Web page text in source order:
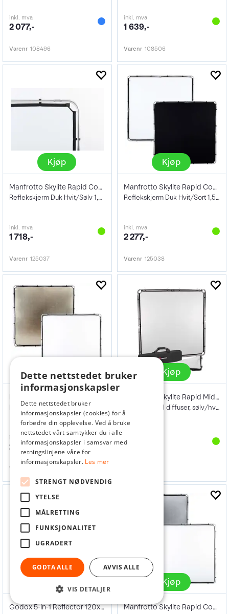
inkl. mva
2 077,-
Varenr 108496
inkl. mva
1 639,-
Varenr 108506
Kjøp
Manfrotto Skylite Rapid Cover Midi Hv/S
Reflekskjerm Duk Hvit/Sølv 1,5x1,5
inkl. mva
1 718,-
Varenr 125037
Kjøp
Manfrotto Skylite Rapid Cover Midi Hv/Bl
Reflekskjerm Duk Hvit/Sort 1,5x1,5
inkl. mva
2 277,-
Varenr 125038
Kjøp
Hvit/Sunfire duk 2x2m
inkl. mva
2 914,-
Varenr
Kjøp
Manfrotto Skylite Rapid Midi Kit 1,5x1,5
1,5x1,5m med diffuser, sølv/hvit duk bag
4 949,-
Godox 5-in-1 Reflector 120x180cm
Kjøp
Manfrotto Skylite Rapid Cover Large
Dette nettstedet bruker
informasjonskapsler
Dette nettstedet bruker
informasjonskapsler (cookies) for å
forbedre din opplevelse. Ved å bruke
nettstedet vårt samtykker du i alle
informasjonskapsler i samsvar med
retningslinjene våre for
informasjonskapsler. Les mer
STRENGT NØDVENDIG
YTELSE
MÅLRETTING
FUNKSJONALITET
UGRADERT
GODTA ALLE AVVIS ALLE
VIS DETALJER